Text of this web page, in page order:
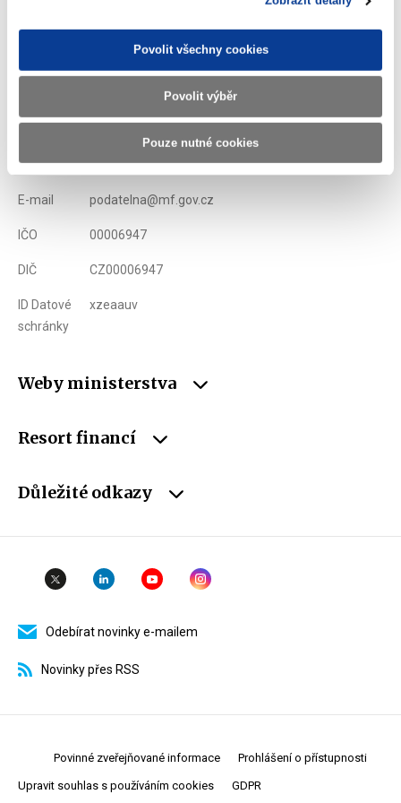
Povolit všechny cookies
Povolit výběr
Pouze nutné cookies
Ministerstvo financí ČR
Telefon +420 257 041 111
E-mail podatelna@mf.gov.cz
IČO 00006947
DIČ CZ00006947
ID Datové
schránky
xzeaauv
Weby ministerstva
Resort financí
Důležité odkazy
Odebírat novinky e-mailem
Novinky přes RSS
Povinné zveřejňované informace Prohlášení o přístupnosti
Upravit souhlas s používáním cookies GDPR